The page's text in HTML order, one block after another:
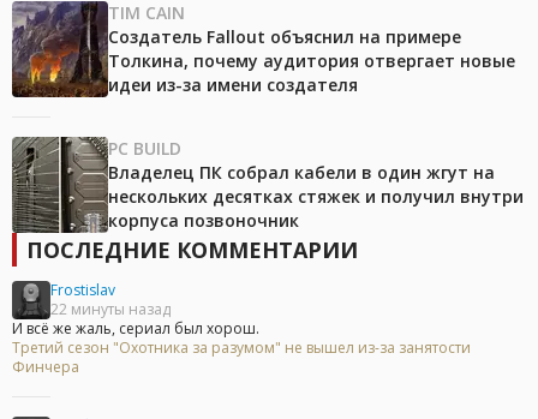
TIM CAIN
Создатель Fallout объяснил на примере
Толкина, почему аудитория отвергает новые
идеи из-за имени создателя
PC BUILD
Владелец ПК собрал кабели в один жгут на
нескольких десятках стяжек и получил внутри
корпуса позвоночник
ПОСЛЕДНИЕ КОММЕНТАРИИ
Frostislav
22 минуты назад
И всё же жаль, сериал был хорош.
Третий сезон "Охотника за разумом" не вышел из-за занятости
Финчера